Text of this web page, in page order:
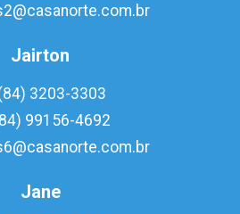
Jairton
3203-3303
99156-4692
Jane